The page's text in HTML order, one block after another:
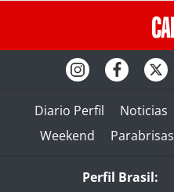
Diario Perfil Noticias
Weekend
Parabrisas
Perfil Brasil: